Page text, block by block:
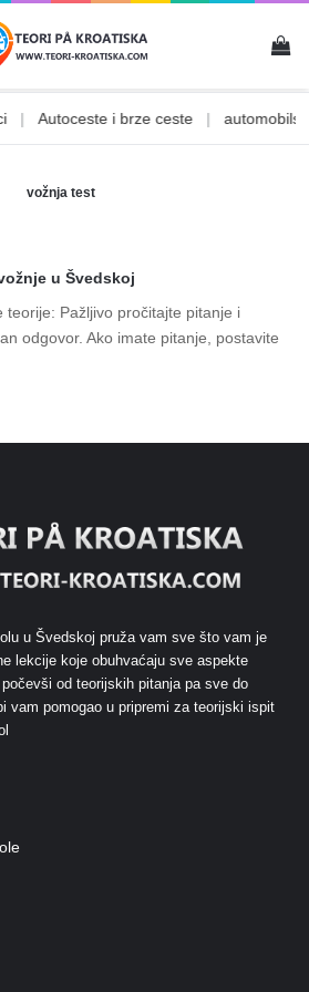
Autoceste i brze ceste
vožnja test
u Švedskoj
teorije: Pažljivo pročitajte pitanje i
odgovor. Ako imate pitanje, postavite
u Švedskoj pruža vam sve što vam je
lekcije koje obuhvaćaju sve aspekte
od teorijskih pitanja pa sve do
vam pomogao u pripremi za teorijski ispit